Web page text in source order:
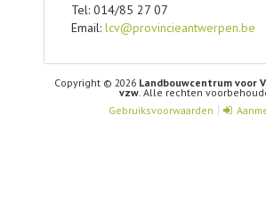
Tel: 014/85 27 07
Email: lcv@provincieantwerpen.be
Copyright © 2026 Landbouwcentrum voor
vzw. Alle rechten
Gebruiksvoorwaarden